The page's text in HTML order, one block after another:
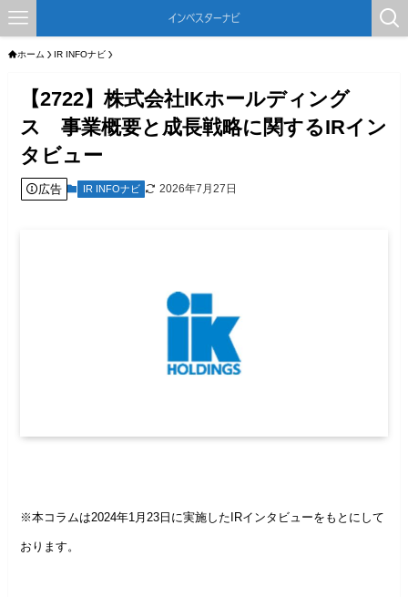
ホーム IR INFOナビ
【2722】株式会社IKホールディング
ス 事業概要と成長戦略に関するIRイン
タビュー
広告 IR INFOナビ 2026年7月27日
※本コラムは2024年1月23日に実施したIRインタビューをもとにして
おります。